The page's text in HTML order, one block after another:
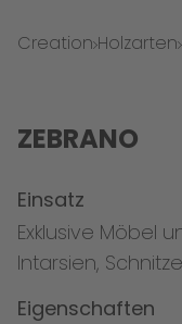
Creation Holzarten
ZEBRANO
Einsatz
Exklusive Möbel
Intarsien,
Eigenschaften